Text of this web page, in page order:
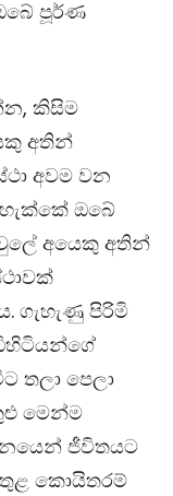
පූර්ණ
, කිසිම
අතින්
අවම වන
ඔබේ
අයෙකු අතින්
ගැහැණු පිරිමි
තලා පෙලා
මෙන්ම
ජීවිතයට
තුළ කොයිතරම්